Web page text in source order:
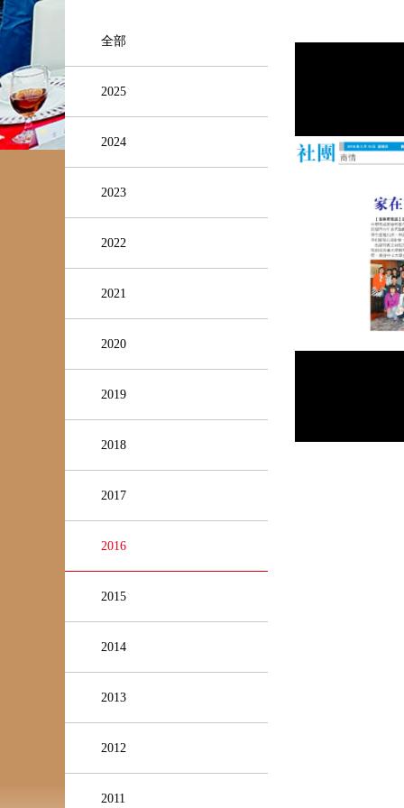
全部
2025
2024
2023
2022
2021
2020
2019
2018
2017
2016
2015
2014
2013
2012
2011